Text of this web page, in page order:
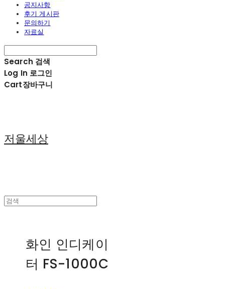
공지사항
후기 게시판
문의하기
자료실
Search 검색
Log In 로그인
Cart장바구니
저울세상
화인 인디케이
터 FS-1000C